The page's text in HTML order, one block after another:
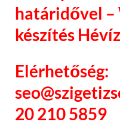
határidővel –
készítés Hévíz
Elérhetőség:
20 210 5859